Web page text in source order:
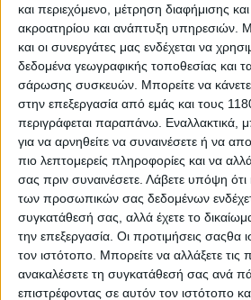
και περιεχόμενο, μέτρηση διαφήμισης
ακροατηρίου και ανάπτυξη υπηρεσιών.
και οι συνεργάτες μας ενδέχεται να
δεδομένα γεωγραφικής τοποθεσίας και
σάρωσης συσκευών. Μπορείτε να κάνετε
στην επεξεργασία από εμάς και τους
περιγράφεται παραπάνω. Εναλλακτικά,
για να αρνηθείτε να συναινέσετε ή να
πιο λεπτομερείς πληροφορίες και να
σας πριν συναινέσετε. Λάβετε υπόψη ότι
των προσωπικών σας δεδομένων
συγκατάθεσή σας, αλλά έχετε το
την επεξεργασία. Οι προτιμήσεις σαςθα
τον ιστότοπο. Μπορείτε να αλλάξετε τις
ανακαλέσετε τη συγκατάθεσή σας ανά
επιστρέφοντας σε αυτόν τον ιστότοπο
Επικαιρότητα
Έκθεση Μοτοσυκλέτας 2026: Η
Β.Ν. ΘΕΟΧΑΡΑΚΗΣ δίνει το
Motorcycles, BENDA και Phelon
Η TEOREN MOTORS Β.Ν.
Έκθεση Μοτοσυκλέτας 2026, η οποία
την 1η έως και την 5η Απριλίου 2026
(Hall 2). Δίπλα στη UM Motorcycles,...
Νέα Μοντέλα